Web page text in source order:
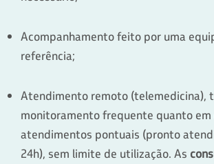
Acompanhamento feito por uma
referência;
Atendimento remoto (telemedicina),
monitoramento frequente quanto em
atendimentos pontuais (pronto
24h), sem limite de utilização. As